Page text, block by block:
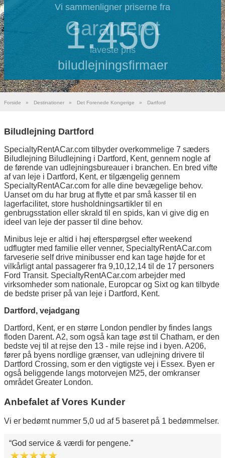
Vi sammenligner priserne fra
1.450
biludlejningsfirmaer
Garanteret
laveste pris
Forside » Destinationer » Det Forenede Kongerige » Dartford
Biludlejning Dartford
SpecialtyRentACar.com tilbyder overkommelige 7 sæders
Biludlejning Biludlejning i Dartford, Kent, gennem nogle af
de førende van udlejningsbureauer i branchen. En bred vifte
af van leje i Dartford, Kent, er tilgængelig gennem
SpecialtyRentACar.com for alle dine bevægelige behov.
Uanset om du har brug at flytte et par små kasser til en
lagerfacilitet, store husholdningsartikler til en
genbrugsstation eller skrald til en spids, kan vi give dig en
ideel van leje der passer til dine behov.
Minibus leje er altid i høj efterspørgsel efter weekend
udflugter med familie eller venner, SpecialtyRentACar.com
farveserie self drive minibusser end kan tage højde for et
vilkårligt antal passagerer fra 9,10,12,14 til de 17 personers
Ford Transit. SpecialtyRentACar.com arbejder med
virksomheder som nationale, Europcar og Sixt og kan tilbyde
de bedste priser på van leje i Dartford, Kent.
Dartford, vejadgang
Dartford, Kent, er en større London pendler by findes langs
floden Darent. A2, som også kan tage øst til Chatham, er den
bedste vej til at rejse den 13 - mile rejse ind i byen. A206,
fører på byens nordlige grænser, van udlejning drivere til
Dartford Crossing, som er den vigtigste vej i Essex. Byen er
også beliggende langs motorvejen M25, der omkranser
området Greater London.
Anbefalet af Vores Kunder
Vi er bedømt nummer 5,0 ud af 5 baseret på 1 bedømmelser.
God service & værdi for pengene.